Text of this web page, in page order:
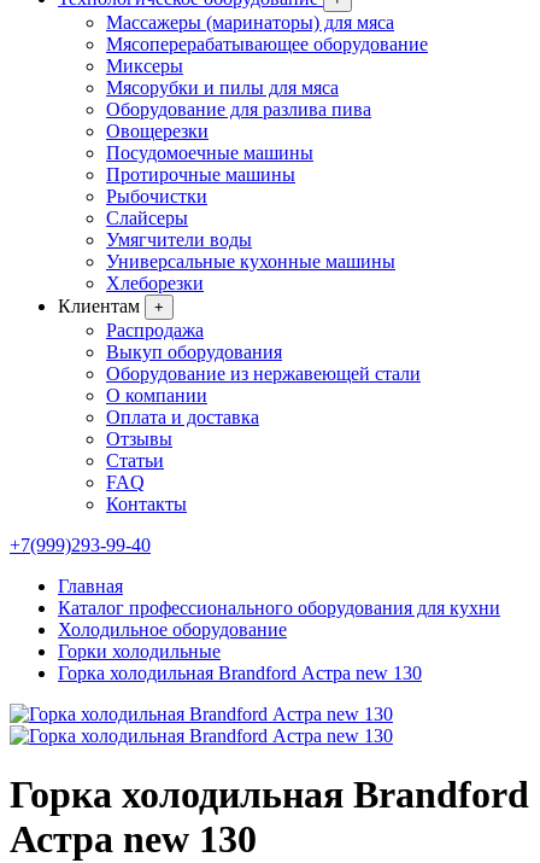
Массажеры (маринаторы) для мяса
Мясоперерабатывающее оборудование
Миксеры
Мясорубки и пилы для мяса
Оборудование для разлива пива
Овощерезки
Посудомоечные машины
Протирочные машины
Рыбочистки
Слайсеры
Умягчители воды
Универсальные кухонные машины
Хлеборезки
Клиентам
+
Распродажа
Выкуп оборудования
Оборудование из нержавеющей стали
О компании
Оплата и доставка
Отзывы
Статьи
FAQ
Контакты
+7(999)293-99-40
Главная
Каталог профессионального оборудования для кухни
Холодильное оборудование
Горки холодильные
Горка холодильная Brandford Астра new 130
Горка холодильная Brandford
Астра new 130